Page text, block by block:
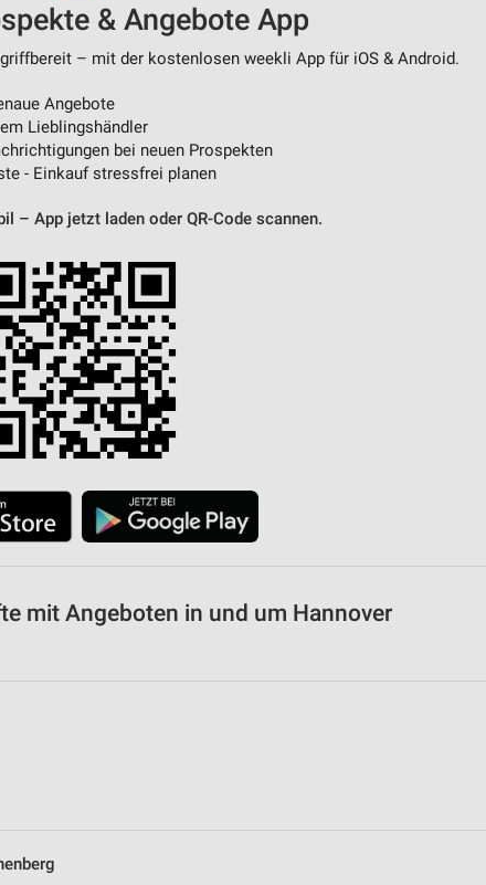
& Angebote App
– mit der kostenlosen weekli App für iOS & Android.
Angebote
Lieblingshändler
bei neuen Prospekten
- Einkauf stressfrei planen
– App jetzt laden oder QR-Code scannen.
mit Angeboten in und um Hannover